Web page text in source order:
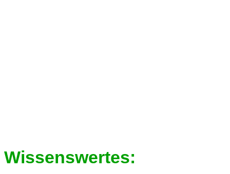
Wissenswertes: